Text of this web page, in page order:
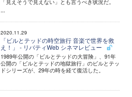
...
2020.11.29
「ビルとテッドの時空旅行 音楽で世界を救
え！」 - リバティWeb シネマレビュー
1989年公開の「ビルとテッドの大冒険」、91年
公開の「ビルとテッドの地獄旅行」のビルとテッ
ドシリーズが、29年の時を経て復活した。